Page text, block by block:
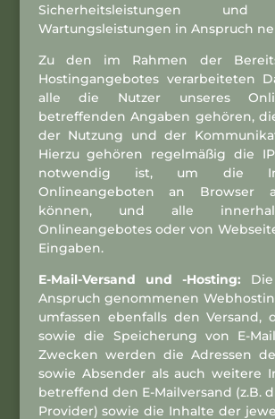
Sicherheitsleistungen und
Wartungsleistungen in Anspruch
Zu den im Rahmen der
Hostingangebotes verarbeiteten
alle die Nutzer unseres
betreffenden Angaben gehören,
der Nutzung und der
Hierzu gehören regelmäßig die
notwendig ist, um die
Onlineangeboten an Browser
können, und alle
Onlineangebotes oder von
Eingaben.
E-Mail-Versand und -Hosting:
Anspruch genommenen
umfassen ebenfalls den Versand,
sowie die Speicherung von E-
Zwecken werden die Adressen
sowie Absender als auch weitere
betreffend den E-Mailversand (z.B.
Provider) sowie die Inhalte der